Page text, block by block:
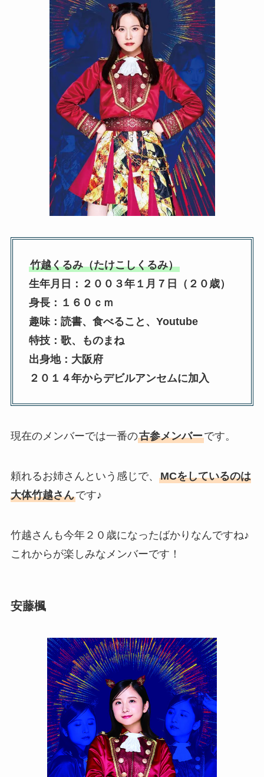
竹越くるみ（たけこしくるみ）
生年月日：２００３年１月７日（２０歳）
身長：１６０ｃｍ
趣味：読書、食べること、Youtube
特技：歌、ものまね
出身地：大阪府
２０１４年からデビルアンセムに加入
現在のメンバーでは一番の古参メンバーです。
頼れるお姉さんという感じで、 MCをしているのは
大体竹越さんです♪
竹越さんも今年２０歳になったばかりなんですね♪
これからが楽しみなメンバーです！
安藤楓